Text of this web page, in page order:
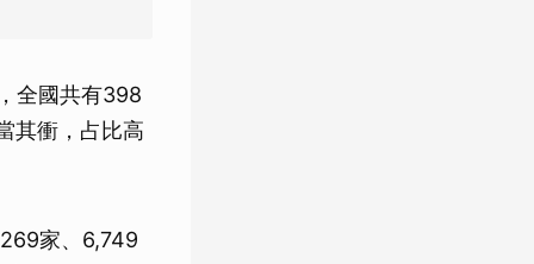
全國共有398
其衝，占比高
家、6,749